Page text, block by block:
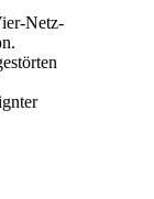
Netz-